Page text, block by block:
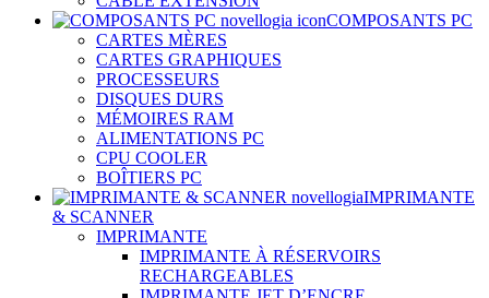
COMPOSANTS PC
CARTES MÈRES
CARTES GRAPHIQUES
PROCESSEURS
DISQUES DURS
MÉMOIRES RAM
ALIMENTATIONS PC
CPU COOLER
BOÎTIERS PC
IMPRIMANTE
& SCANNER
IMPRIMANTE
IMPRIMANTE À RÉSERVOIRS
RECHARGEABLES